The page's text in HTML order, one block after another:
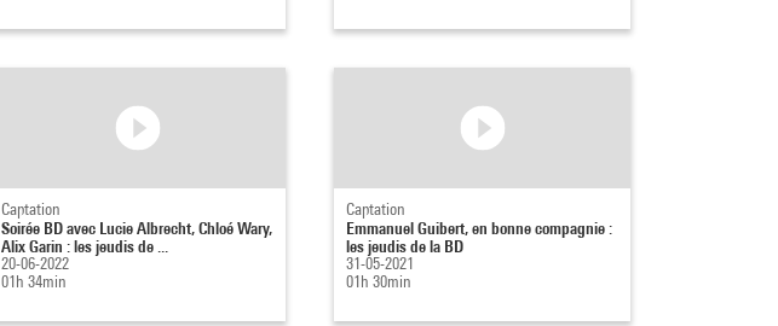
Captation
Soirée BD avec Lucie Albrecht, Chloé Wary,
Alix Garin : les jeudis de ...
20-06-2022
01h 34min
Captation
Emmanuel Guibert, en bonne compagnie :
les jeudis de la BD
31-05-2021
01h 30min